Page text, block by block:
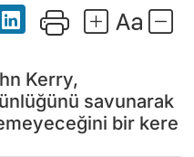
Kerry,
savunarak
bir kere